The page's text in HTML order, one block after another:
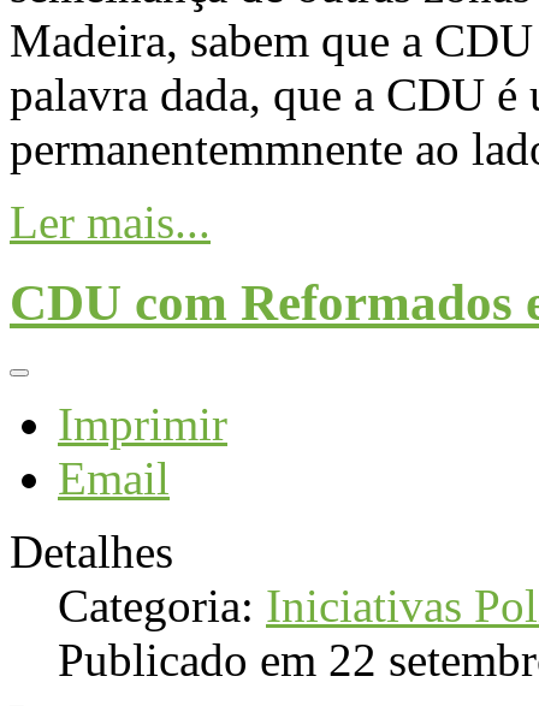
Madeira, sabem que a
palavra dada, que a CDU é
permanentemmnente ao
Ler mais...
CDU com Reformados
Imprimir
Email
Detalhes
Categoria: Iniciativas
Publicado em 22